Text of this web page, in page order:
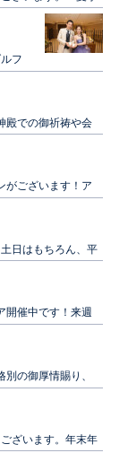
フ
ま
殿での御祈祷や会
がございます！ア
日はもちろん、平
開催中です！来週
の御厚情賜り、
ざいます。年末年